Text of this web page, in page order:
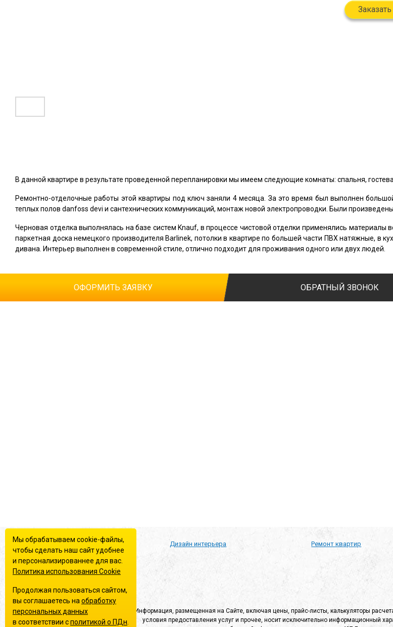
В данной квартире в результате проведенной перепланировки мы имеем следующие комнаты: спальня,
Ремонтно-отделочные работы этой квартиры под ключ заняли 4 месяца. За это время был выполнен
теплых полов danfoss devi и сантехнических коммуникаций, монтаж новой электропроводки. Были
Черновая отделка выполнялась на базе систем Knauf, в процессе чистовой отделки применялись материалы
паркетная доска немецкого производителя Barlinek, потолки в квартире по большей части ПВХ натяжные, в
дивана. Интерьер выполнен в современной стиле, отлично подходит для проживания одного или двух людей.
ОФОРМИТЬ ЗАЯВКУ ОБРАТНЫЙ ЗВОНОК
© 2010-2026 «Домострой» –
ремонт и отделка под ключ.
Наши партнеры
Дизайн интерьера Ремонт квартир
Информация, размещенная на Сайте, включая цены, прайс-листы, калькуляторы
условия предоставления услуг и прочее, носит исключительно информационный
Мы обрабатываем cookie-файлы,
чтобы сделать наш сайт удобнее
и персонализированнее для вас.
Политика использования Сookie
Продолжая пользоваться сайтом,
вы соглашаетесь на обработку
персональных данных
в соответствии сполитикой о ПДн